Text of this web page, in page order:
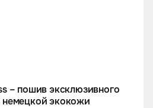
– пошив эксклюзивного
немецкой экокожи